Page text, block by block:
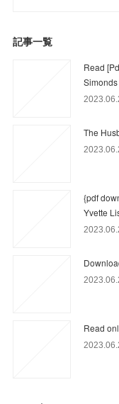
記事一覧
Read
Simonds
The
{pdf
Yvette
Read